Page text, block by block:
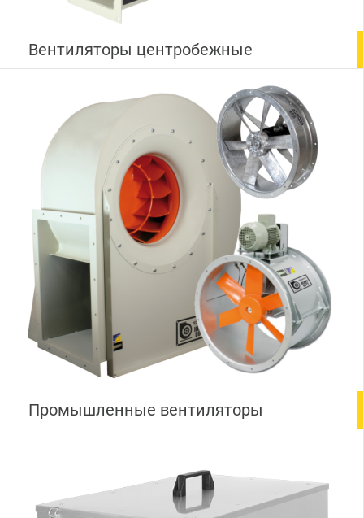
Вентиляторы центробежные
Промышленные вентиляторы